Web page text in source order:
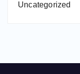
Uncategorized